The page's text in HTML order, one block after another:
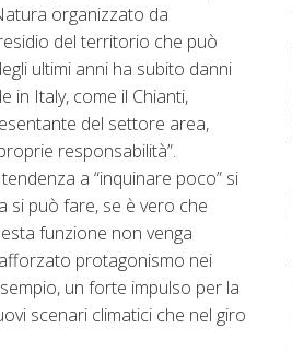
organizzato da
del territorio che può
ultimi anni ha subito danni
in Italy, come il Chianti,
del settore area,
responsabilità”.
a “inquinare poco” si
si può fare, se è vero che
funzione non venga
protagonismo nei
un forte impulso per la
scenari climatici che nel giro